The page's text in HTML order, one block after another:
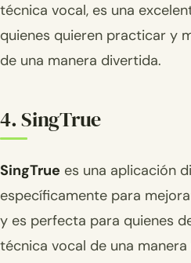
técnica vocal, es una
quienes quieren practicar y
de una manera divertida.
4. SingTrue
SingTrue es una aplicación
específicamente para
y es perfecta para quienes
técnica vocal de una